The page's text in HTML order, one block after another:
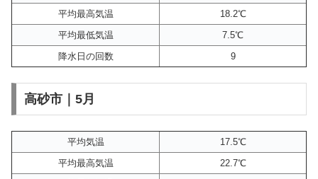
平均最高気温
18.2℃
平均最低気温
7.5℃
降水日の回数
9
高砂市｜5月
平均気温
17.5℃
平均最高気温
22.7℃